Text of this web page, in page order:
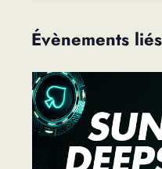
Évènements liés